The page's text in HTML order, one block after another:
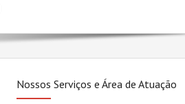
Nossos Serviços e Área de Atuação